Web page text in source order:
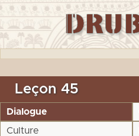
Leçon 45
Dialogue
Culture